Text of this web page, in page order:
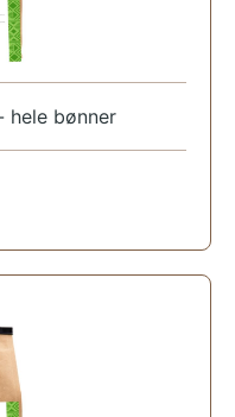
hele bønner